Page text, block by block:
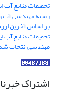
تحقیقات منابع آب
زمینه مهندسی آب
بر اساس آخرین
تحقیقات منابع آب
مهندسی انتخاب
اشتراک